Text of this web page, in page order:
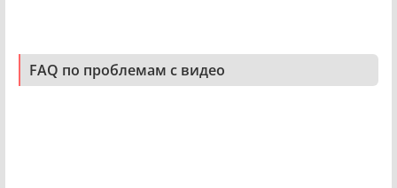
FAQ по проблемам с видео